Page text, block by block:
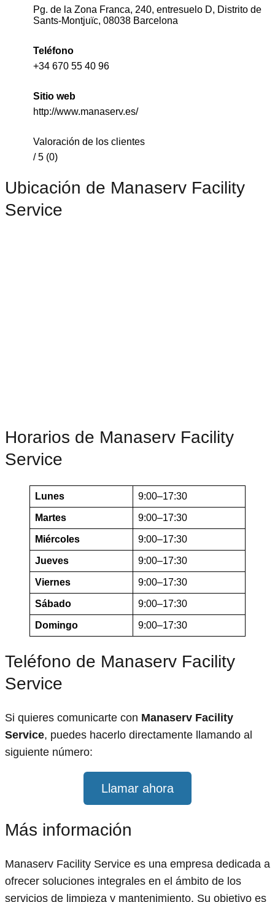
Pg. de la Zona Franca, 240, entresuelo D, Distrito de
Sants-Montjuïc, 08038 Barcelona
Teléfono
+34 670 55 40 96
Sitio web
http://www.manaserv.es/
Valoración de los clientes
/ 5 (0)
Ubicación de Manaserv Facility
Service
Horarios de Manaserv Facility
Service
Lunes 9:00–17:30
Martes 9:00–17:30
Miércoles 9:00–17:30
Jueves 9:00–17:30
Viernes 9:00–17:30
Sábado 9:00–17:30
Domingo 9:00–17:30
Teléfono de Manaserv Facility
Service
Si quieres comunicarte con Manaserv Facility
Service, puedes hacerlo directamente llamando al
siguiente número:
Llamar ahora
Más información
Manaserv Facility Service es una empresa dedicada a
ofrecer soluciones integrales en el ámbito de los
servicios de limpieza y mantenimiento. Su objetivo es